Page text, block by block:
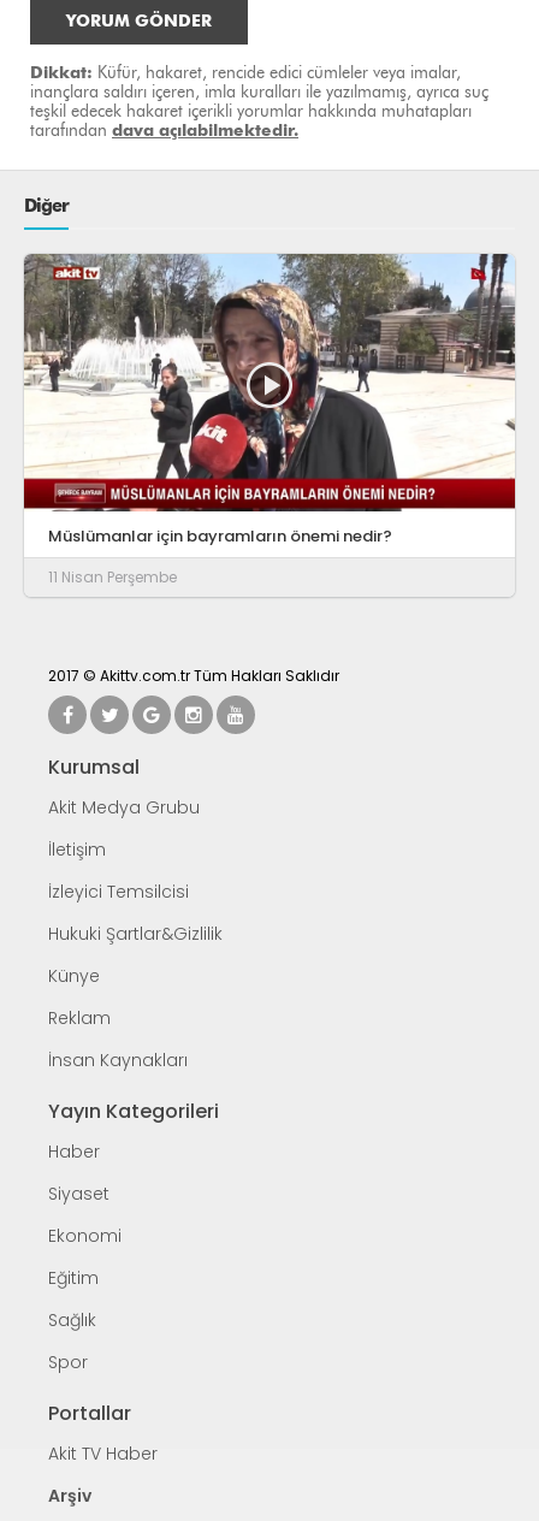
YORUM GÖNDER
Dikkat: Küfür, hakaret, rencide edici cümleler veya imalar,
inançlara saldırı içeren, imla kuralları ile yazılmamış, ayrıca suç
teşkil edecek hakaret içerikli yorumlar hakkında muhatapları
tarafından dava açılabilmektedir.
Diğer
Müslümanlar için bayramların önemi nedir?
11 Nisan Perşembe
2017 © Akittv.com.tr Tüm Hakları Saklıdır
Kurumsal
Akit Medya Grubu
İletişim
İzleyici Temsilcisi
Hukuki Şartlar&Gizlilik
Künye
Reklam
İnsan Kaynakları
Yayın Kategorileri
Haber
Siyaset
Ekonomi
Eğitim
Sağlık
Spor
Portallar
Akit TV Haber
Arşiv